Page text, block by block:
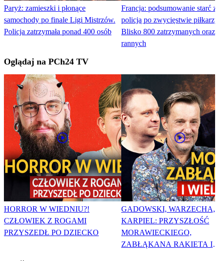
Paryż: zamieszki i płonące
samochody po finale Ligi Mistrzów.
Policja zatrzymała ponad 400 osób
Francja: podsumowanie starć z
policją po zwycięstwie
Blisko 800 zatrzymanych oraz
rannych
Oglądaj na PCh24 TV
HORROR W WIEDNIU?!
CZŁOWIEK Z ROGAMI
PRZYSZEDŁ PO DZIECKO
GADOWSKI, WARZECHA,
KARPIEL: PRZYSZŁOŚĆ
MORAWIECKIEGO,
ZABŁĄKANA RAKIETA I